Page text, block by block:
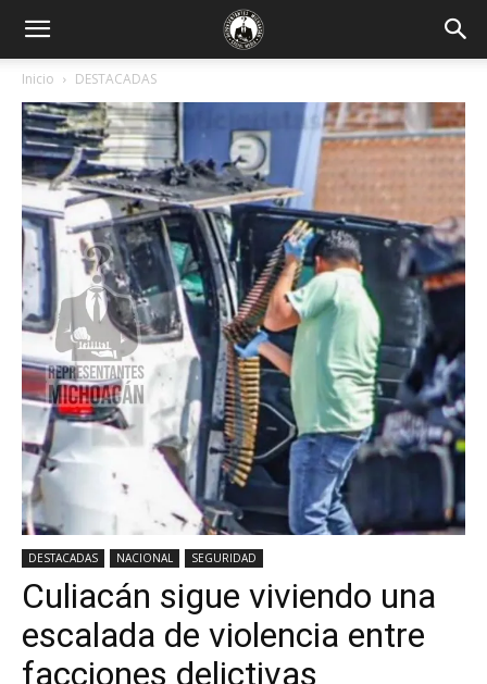
Inicio DESTACADAS
DESTACADAS NACIONAL SEGURIDAD
Culiacán sigue viviendo una
escalada de violencia entre
facciones delictivas